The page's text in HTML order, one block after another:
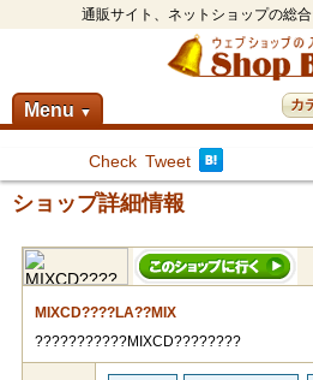
通販サイト、ネットショップの総
Menu ▼ カ
Check Tweet
ショップ詳細情報
MIXCD????LA??MIX
???????????MIXCD????????